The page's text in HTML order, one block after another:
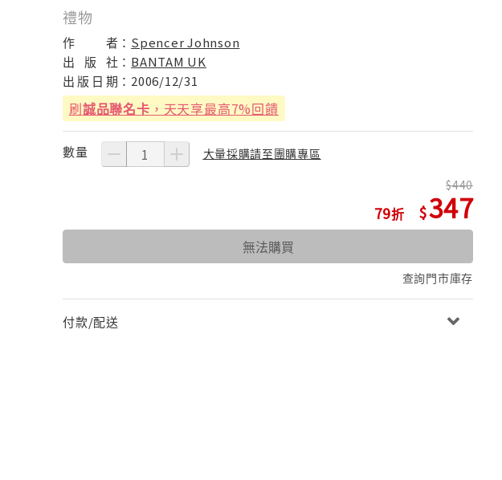
禮物
作 者： Spencer Johnson
出
版 社： BANTAM UK
出 版 日 期： 2006/12/31
刷誠品聯名卡 ，天天享最高7%回饋
數量 大量採購請至團購專區
79
440
347
無法購買
查詢門市庫存
付款/配送